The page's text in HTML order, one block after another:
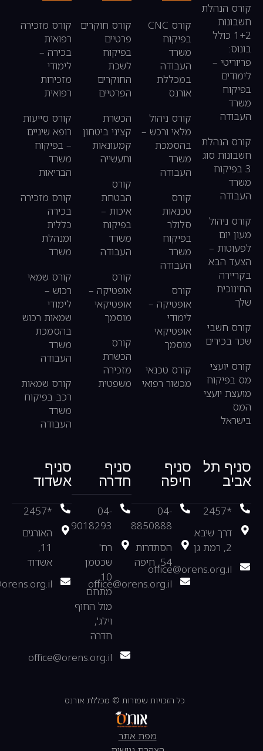
קורס הנהלת
חשבונות
1+2 כולל
בונוס:
פריוריטי –
לימודים
בפיקוח
משרד
העבודה
קורס הנהלת
חשבונות סוג
3 בפיקוח
משרד
העבודה
קורס ניהול
מעון יום
לפעוטות –
הצעד הבא
בקריירה
החינוכית
שלך
קורס חשבי
שכר בכירים
קורס יועצי
מס בפיקוח
מועצת יועצי
המס
בישראל
קורס CNC
בפיקוח
משרד
העבודה
במכללת
אורנס
קורס ניהול
מלאי ורכש –
בהסמכת
משרד
העבודה
קורס
טכנאות
סלולר
בפיקוח
משרד
העבודה
קורס
אופטיקה –
לימודי
אופטיקאי
מוסמך
קורס טכנאי
מכשור רפואי
קורס חוקרים
פרטיים
בפיקוח
לשכת
החוקרים
הפרטיים
הכשרת
קציני ביטחון
קמעונאות
ותעשייה
קורס
הבטחת
איכות –
בפיקוח
משרד
העבודה
קורס
אופטיקה –
אופטיקאי
מוסמך
קורס
הכשרת
מזכירה
משפטית
קורס מזכירה
רפואית
בכירה –
לימודי
מזכירות
רפואית
קורס סייעות
רופא שיניים
– בפיקוח
משרד
הבריאות
קורס מזכירה
בכירה
כללית
ומנהלת
משרד
קורס שמאי
רכוש –
לימודי
שמאות רכוש
בהסמכת
משרד
העבודה
קורס שמאות
רכב בפיקוח
משרד
העבודה
סניף
אשדוד
*2457
האורגים
11,
אשדוד
סניף
חדרה
04-
9018293
רח'
שכטמן
10,
מתחם
מול החוף
וילג',
חדרה
office@orens.org.il
סניף
חיפה
04-
8850888
הסתדרות
54, חיפה
office@orens.org.il
סניף תל
אביב
*2457
דרך שיבא
2, רמת גן
office@orens.org.il
כל הזכויות שמורות © מכללת אורנס
מפת אתר